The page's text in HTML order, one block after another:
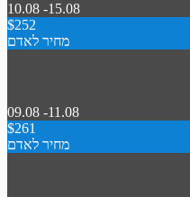
10.08 -15.08
$252
מחיר לאדם
09.08 -11.08
$261
מחיר לאדם